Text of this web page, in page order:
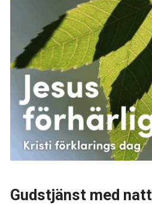
Gudstjänst med